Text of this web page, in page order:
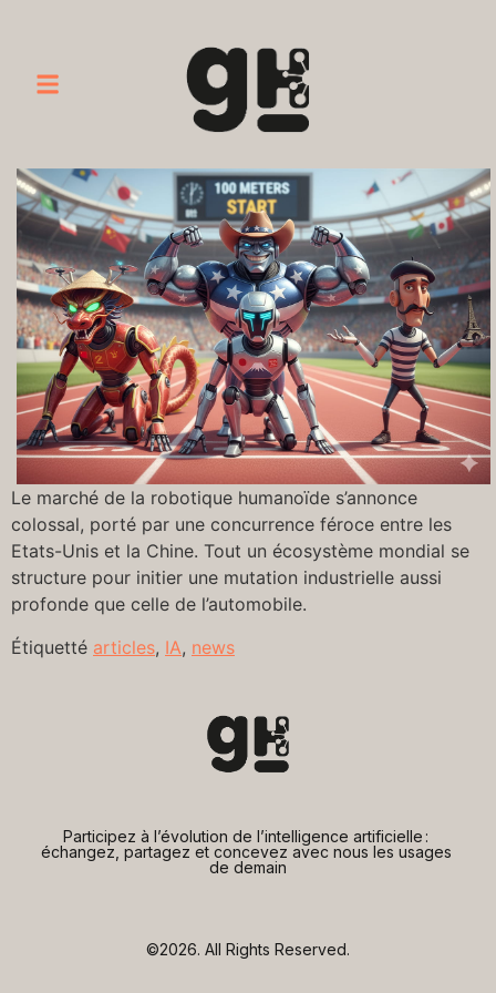
Le marché de la robotique humanoïde s’annonce
colossal, porté par une concurrence féroce entre les
Etats-Unis et la Chine. Tout un écosystème mondial se
structure pour initier une mutation industrielle aussi
profonde que celle de l’automobile.
Étiquetté articles, IA, news
Participez à l’évolution de l’intelligence artificielle :
échangez, partagez et concevez avec nous les usages
de demain
©2026. All Rights Reserved.